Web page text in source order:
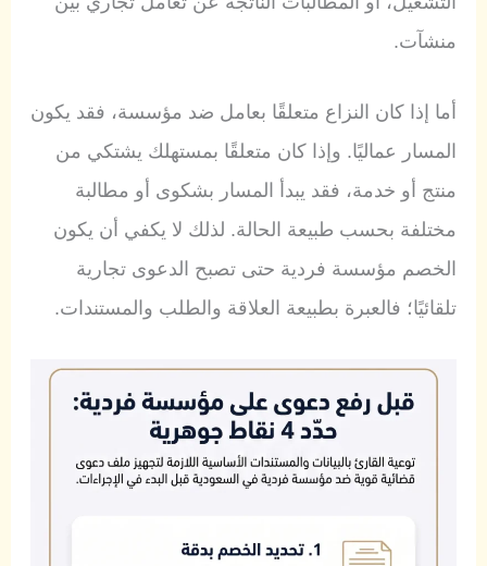
منشآت.
أما إذا كان النزاع متعلقًا بعامل ضد مؤسسة، فقد يكون
المسار عماليًا. وإذا كان متعلقًا بمستهلك يشتكي من
منتج أو خدمة، فقد يبدأ المسار بشكوى أو مطالبة
مختلفة بحسب طبيعة الحالة. لذلك لا يكفي أن يكون
الخصم مؤسسة فردية حتى تصبح الدعوى تجارية
تلقائيًا؛ فالعبرة بطبيعة العلاقة والطلب والمستندات.